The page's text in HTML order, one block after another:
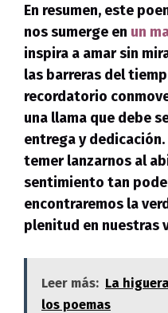
En resumen, este
nos sumerge en un
inspira a amar sin
las barreras del
recordatorio
una llama que debe
entrega y dedicación.
temer lanzarnos al
sentimiento tan
encontraremos la
plenitud en nuestras
Leer más: La
los poemas